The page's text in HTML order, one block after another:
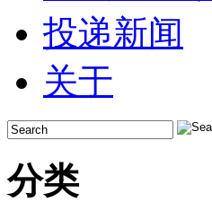
投递新闻
关于
分类